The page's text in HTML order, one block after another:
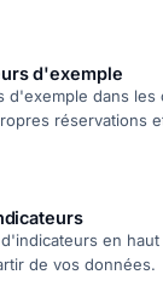
d'exemple
d'exemple dans les
réservations
en
de vos données.